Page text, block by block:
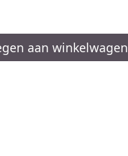
aan winkelwagen